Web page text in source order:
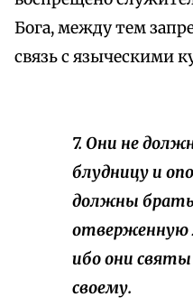
Бога, между тем
связь с языческими
7. Они не
блудницу и
должны
отверженную
ибо они святы
своему.